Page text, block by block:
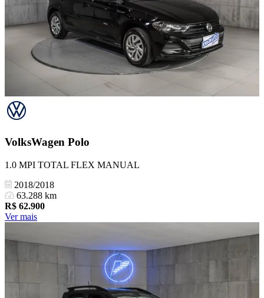
VolksWagen Polo
1.0 MPI TOTAL FLEX MANUAL
2018/2018
63.288 km
R$ 62.900
Ver mais